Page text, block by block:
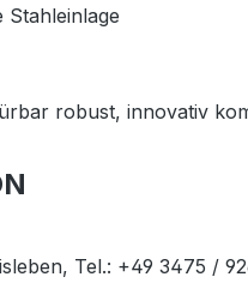
robust, innovativ
Tel.: +49 3475 /